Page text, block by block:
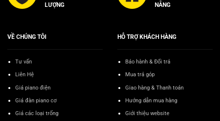
LƯỢNG
NẴNG
VỀ CHÚNG TÔI
Tư vấn
Liên Hệ
Giá piano điện
Giá đàn piano cơ
Giá các loại trống
HỖ TRỢ KHÁCH HÀNG
Bảo hành & Đổi trả
Mua trả góp
Giao hàng & Thanh toán
Hướng dẫn mua hàng
Giới thiệu website